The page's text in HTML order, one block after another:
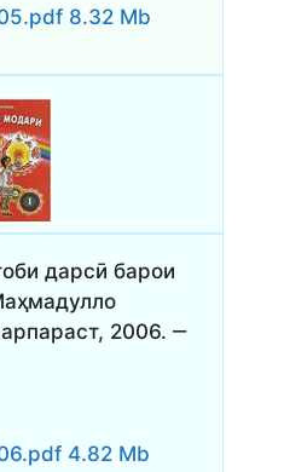
8.32 Mb
дарсӣ барои
2006. ‒
4.82 Mb